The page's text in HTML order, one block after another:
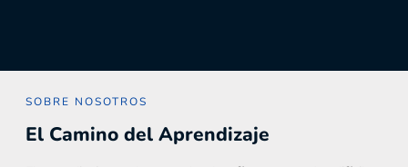
SOBRE NOSOTROS
El Camino del Aprendizaje